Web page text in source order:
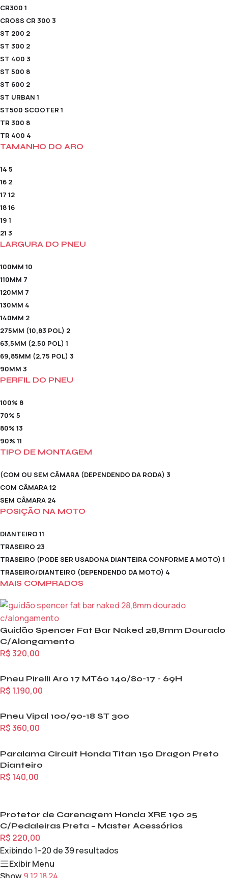
CR300 1
CROSS CR 300 3
ST 200 2
ST 300 2
ST 400 3
ST 500 8
ST 600 2
ST URBAN 1
ST500 SCOOTER 1
TR 300 8
TR 400 4
TAMANHO DO ARO
14 5
16 2
17 12
1816
19 1
21 3
LARGURA DO PNEU
100MM 10
110MM 7
120MM 7
130MM 4
140MM 2
275MM (10,83 POL) 2
63,5MM (2.50 POL) 1
69,85MM (2.75 POL) 3
90MM 3
PERFIL DO PNEU
100% 8
70% 5
80% 13
90% 11
TIPO DE MONTAGEM
(COM OU SEM CÂMARA (DEPENDENDO DA RODA) 3
COM CÂMARA12
SEM CÂMARA 24
POSIÇÃO NA MOTO
DIANTEIRO 11
TRASEIRO 23
TRASEIRO (PODE SER USADONA DIANTEIRA CONFORME A MOTO) 1
TRASEIRO/DIANTEIRO (DEPENDENDO DA MOTO) 4
MAIS COMPRADOS
Guidão Spencer Fat Bar Naked 28,8mm Dourado
C/Alongamento
R$320,00
Pneu Pirelli Aro 17 MT60 140/80-17 - 69H
R$ 1.190,00
Pneu Vipal 100/90-18 ST 300
R$360,00
Paralama Circuit Honda Titan 150 Dragon Preto
Dianteiro
R$ 140,00
Protetor de Carenagem Honda XRE 190 25
C/Pedaleiras Preta – Master Acessórios
R$ 220,00
Exibindo 1–20 de 39 resultados
Exibir Menu
Show9 121824